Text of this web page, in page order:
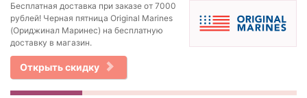
Бесплатная доставка при заказе от 7000
рублей! Черная пятница Original Marines
(Ориджинал Маринес) на бесплатную
доставку в магазин.
Открыть скидку